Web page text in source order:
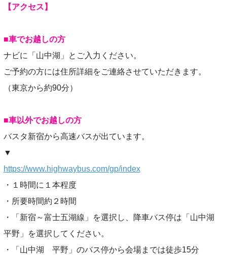
【アクセス】
■車でお越しの方
ナビに「山中湖」とご入力ください。
ご予約の方には住所詳細をご連絡させていただきます。
（東京から約90分）
■車以外でお越しの方
バスタ新宿から高速バスが出ています。
▼
https://www.highwaybus.com/gp/index
・１時間に１本程度
・所要時間約２時間
・「新宿～富士五湖線」を選択し、降車バス停は「山中湖
平野」を選択してください。
・「山中湖 平野」のバス停から会場までは徒歩15分